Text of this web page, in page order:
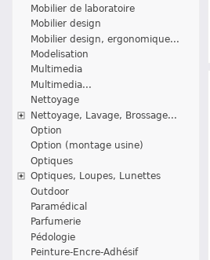
Mobilier de laboratoire
Mobilier design
Mobilier design, ergonomique...
Modelisation
Multimedia
Multimedia...
Nettoyage
Nettoyage, Lavage, Brossage...
Option
Option (montage usine)
Optiques
Optiques, Loupes, Lunettes
Outdoor
Paramédical
Parfumerie
Pédologie
Peinture-Encre-Adhésif